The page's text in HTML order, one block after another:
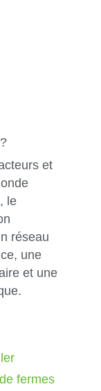
et
le
réseau
une
et une
fermes